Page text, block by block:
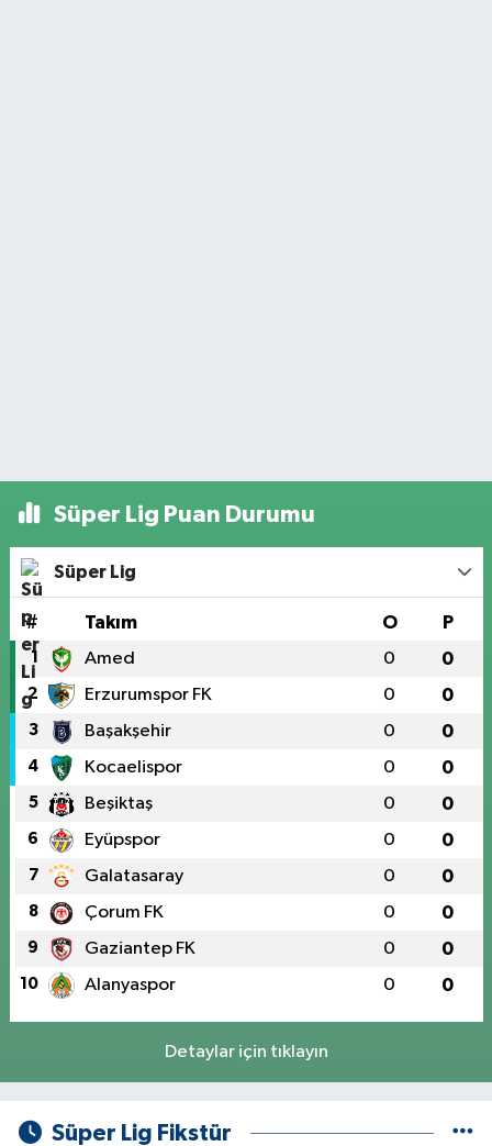
Süper Lig Puan Durumu
Süper Lig
# Takım O P
1 Amed 0 0
2 Erzurumspor FK 0 0
3 Başakşehir 0 0
4 Kocaelispor 0 0
5 Beşiktaş 0 0
6 Eyüpspor 0 0
7 Galatasaray 0 0
8 Çorum FK 0 0
9 Gaziantep FK 0 0
10 Alanyaspor 0 0
Detaylar için tıklayın
Süper Lig Fikstür